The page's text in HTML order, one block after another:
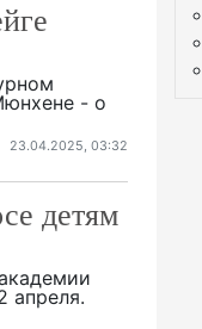
- о
23.04.2025, 03:32
детям
апреля.